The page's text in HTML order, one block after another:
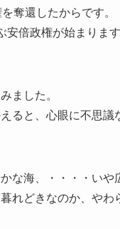
奪還したからです。
倍政権が始まります
ました。
ると、心眼に不思議
な海、・・・・いや
れどきなのか、やわ